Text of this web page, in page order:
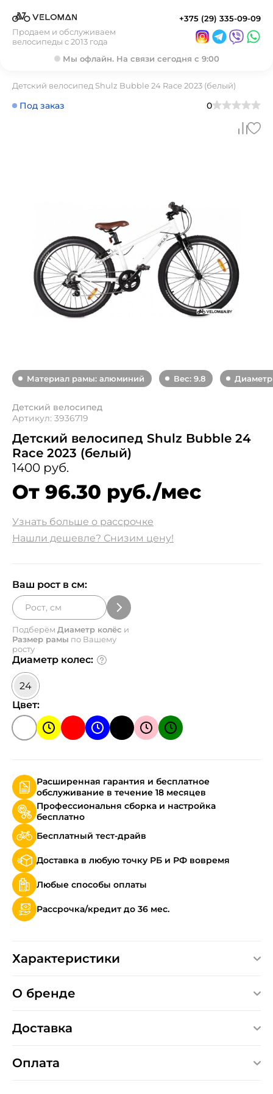
Продаем и обслуживаем
велосипеды с 2013 года
+375 (29) 335-09-09
Мы офлайн. На связи сегодня с 9:00
Детский велосипед Shulz Bubble 24 Race 2023 (белый)
Под заказ 0
Материал рамы: алюминий Вес: 9.8 Диаметр
Детский велосипед
Артикул: 3936719
Детский велосипед Shulz Bubble 24
Race 2023 (белый)
1400 руб.
От 96.30 руб./мес
Узнать больше о рассрочке
Нашли дешевле? Снизим цену!
Ваш рост в см:
Подберём Диаметр колёс и
Размер рамы по Вашему
росту
Диаметр колес:
24
Цвет:
Расширенная гарантия и бесплатное
обслуживание в течение 18 месяцев
Профессиональня сборка и настройка
бесплатно
Бесплатный тест-драйв
Доставка в любую точку РБ и РФ вовремя
Любые способы оплаты
Рассрочка/кредит до 36 мес.
Характеристики
О бренде
Доставка
Оплата